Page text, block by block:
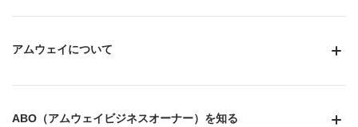
アムウェイについて
ABO（アムウェイビジネスオーナー）を知る